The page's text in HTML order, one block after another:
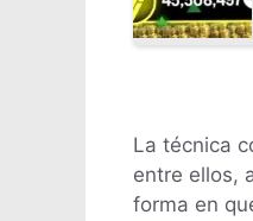
La técnica
entre ellos,
forma en